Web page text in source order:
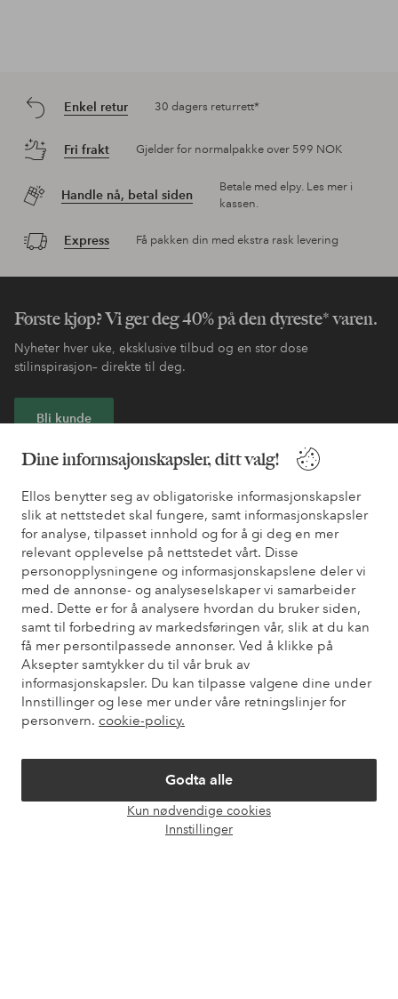
Dine informsajonskapsler, ditt valg!
Ellos benytter seg av obligatoriske informasjonskapsler
slik at nettstedet skal fungere, samt informasjonskapsler
for analyse, tilpasset innhold og for å gi deg en mer
relevant opplevelse på nettstedet vårt. Disse
personopplysningene og informasjonskapslene deler vi
med de annonse- og analyseselskaper vi samarbeider
med. Dette er for å analysere hvordan du bruker siden,
samt til forbedring av markedsføringen vår, slik at du kan
få mer persontilpassede annonser. Ved å klikke på
Aksepter samtykker du til vår bruk av
informasjonskapsler. Du kan tilpasse valgene dine under
Innstillinger og lese mer under våre retningslinjer for
personvern. cookie-policy.
Godta alle
Kun nødvendige cookies
Innstillinger
Enkel retur 30 dagers returrett*
Fri frakt Gjelder for normalpakke over 599 NOK
Handle nå, betal siden
Betale med elpy. Les mer i
kassen.
Express Få pakken din med ekstra rask levering
Første kjøp? Vi ger deg 40% på den dyreste* varen.
Nyheter hver uke, eksklusive tilbud og en stor dose
stilinspirasjon– direkte til deg.
Bli kunde
* Se tilbudsvilkår ved registrering
Trenger du hjelp?
Du finner svar på de vanligste spørsmålene i vår FAQ. Du finner
også informasjon om hvordan du kan kontakte oss.
Kundeservice Bestilling Betalingsmåte
Mine sider